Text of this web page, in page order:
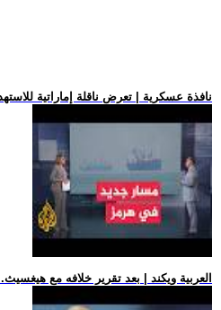
.. نافذة عسكرية | تعرض ناقلة إماراتية
.. العربية ويكند | بعد تقرير خلافه مع